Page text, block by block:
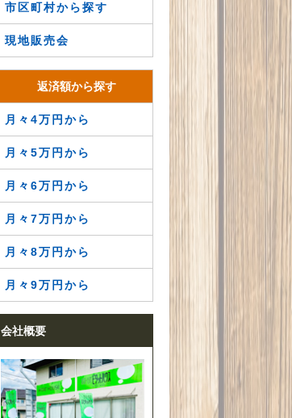
市区町村から探す
現地販売会
返済額から探す
月々4万円から
月々5万円から
月々6万円から
月々7万円から
月々8万円から
月々9万円から
会社概要